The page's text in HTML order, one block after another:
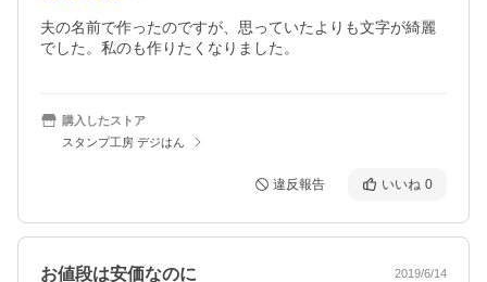
夫の名前で作ったのですが、思っていたよりも文字が綺麗
でした。私のも作りたくなりました。
購入したストア
スタンプ工房 デジはん
違反報告 いいね 0
お値段は安価なのに 2019/6/14